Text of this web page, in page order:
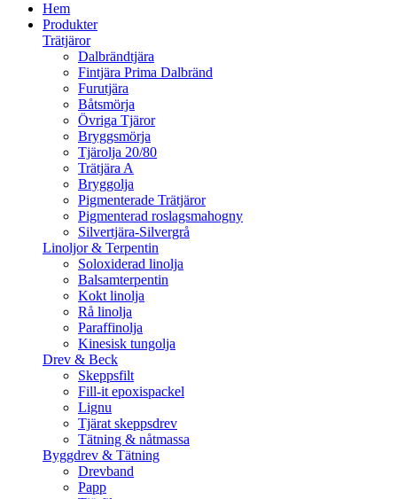
Hem
Produkter
Trätjäror
Dalbrändtjära
Fintjära Prima Dalbränd
Furutjära
Båtsmörja
Övriga Tjäror
Bryggsmörja
Tjärolja 20/80
Trätjära A
Bryggolja
Pigmenterade Trätjäror
Pigmenterad roslagsmahogny
Silvertjära-Silvergrå
Linoljor & Terpentin
Soloxiderad linolja
Balsamterpentin
Kokt linolja
Rå linolja
Paraffinolja
Kinesisk tungolja
Drev & Beck
Skeppsfilt
Fill-it epoxispackel
Lignu
Tjärat skeppsdrev
Tätning & nåtmassa
Byggdrev & Tätning
Drevband
Papp